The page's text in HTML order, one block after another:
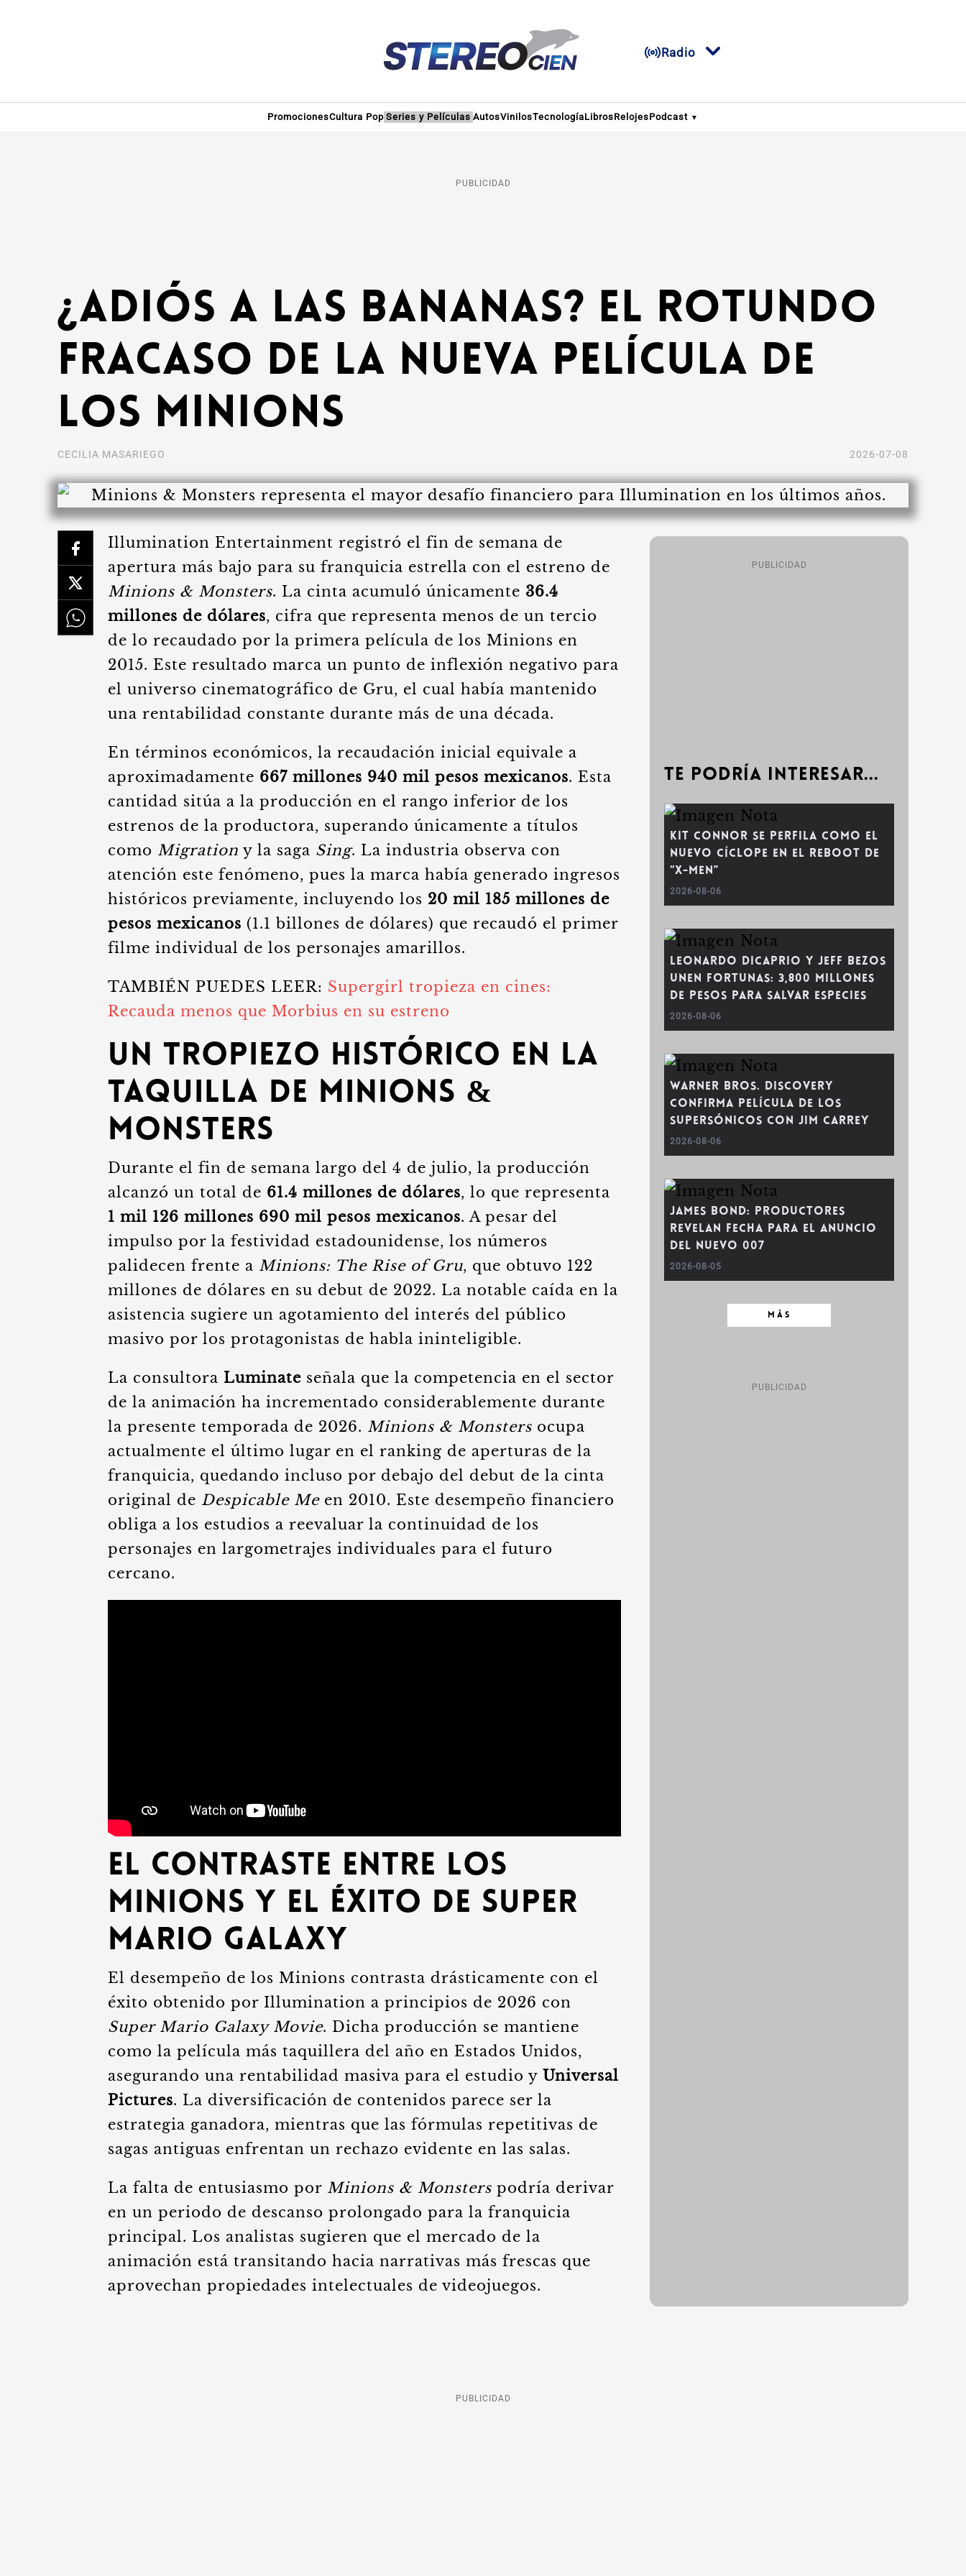
Radio
PromocionesCultura Pop Series y Películas AutosVinilosTecnologíaLibrosRelojesPodcast
PUBLICIDAD
¿Adiós a las bananas? El rotundo
fracaso de la nueva película de
los Minions
CECILIA MASARIEGO 2026-07-08
Illumination Entertainment registró el fin de semana de
apertura más bajo para su franquicia estrella con el estreno de
Minions & Monsters. La cinta acumuló únicamente 36.4
millones de dólares, cifra que representa menos de un tercio
de lo recaudado por la primera película de los Minions en
2015. Este resultado marca un punto de inflexión negativo para
el universo cinematográfico de Gru, el cual había mantenido
una rentabilidad constante durante más de una década.
En términos económicos, la recaudación inicial equivale a
aproximadamente 667 millones 940 mil pesos mexicanos. Esta
cantidad sitúa a la producción en el rango inferior de los
estrenos de la productora, superando únicamente a títulos
como Migration y la saga Sing. La industria observa con
atención este fenómeno, pues la marca había generado ingresos
históricos previamente, incluyendo los 20 mil 185 millones de
pesos mexicanos (1.1 billones de dólares) que recaudó el primer
filme individual de los personajes amarillos.
TAMBIÉN PUEDES LEER: Supergirl tropieza en cines:
Recauda menos que Morbius en su estreno
Un tropiezo histórico en la
taquilla de Minions &
Monsters
Durante el fin de semana largo del 4 de julio, la producción
alcanzó un total de 61.4 millones de dólares, lo que representa
1 mil 126 millones 690 mil pesos mexicanos. A pesar del
impulso por la festividad estadounidense, los números
palidecen frente a Minions: The Rise of Gru, que obtuvo 122
millones de dólares en su debut de 2022. La notable caída en la
asistencia sugiere un agotamiento del interés del público
masivo por los protagonistas de habla ininteligible.
La consultora Luminate señala que la competencia en el sector
de la animación ha incrementado considerablemente durante
la presente temporada de 2026. Minions & Monsters ocupa
actualmente el último lugar en el ranking de aperturas de la
franquicia, quedando incluso por debajo del debut de la cinta
original de Despicable Meen 2010. Este desempeño financiero
obliga a los estudios a reevaluar la continuidad de los
personajes en largometrajes individuales para el futuro
cercano.
El contraste entre los
Minions y el éxito de Super
Mario Galaxy
El desempeño de los Minions contrasta drásticamente con el
éxito obtenido por Illumination a principios de 2026 con
Super Mario Galaxy Movie. Dicha producción se mantiene
como la película más taquillera del año en Estados Unidos,
asegurando una rentabilidad masiva para el estudio y Universal
Pictures. La diversificación de contenidos parece ser la
estrategia ganadora, mientras que las fórmulas repetitivas de
sagas antiguas enfrentan un rechazo evidente en las salas.
La falta de entusiasmo por Minions & Monsters podría derivar
en un periodo de descanso prolongado para la franquicia
principal. Los analistas sugieren que el mercado de la
animación está transitando hacia narrativas más frescas que
aprovechan propiedades intelectuales de videojuegos.
PUBLICIDAD
Te podría interesar...
Kit Connor se perfila como el
nuevo Cíclope en el reboot de
“X-Men”
2026-08-06
Leonardo DiCaprio y Jeff Bezos
unen fortunas: 3,800 millones
de pesos para salvar especies
2026-08-06
Warner Bros. Discovery
confirma película de Los
Supersónicos con Jim Carrey
2026-08-06
James Bond: Productores
revelan fecha para el anuncio
del nuevo 007
2026-08-05
MÁS
PUBLICIDAD
PUBLICIDAD